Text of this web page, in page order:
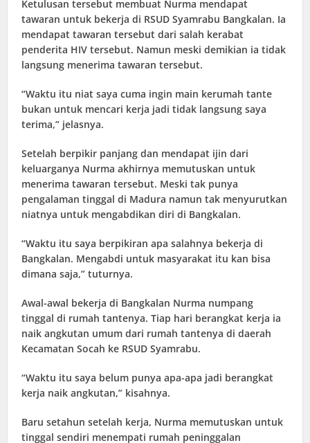
Ketulusan tersebut membuat Nurma mendapat
tawaran untuk bekerja di RSUD Syamrabu Bangkalan. Ia
mendapat tawaran tersebut dari salah kerabat
penderita HIV tersebut. Namun meski demikian ia tidak
langsung menerima tawaran tersebut.
“Waktu itu niat saya cuma ingin main kerumah tante
bukan untuk mencari kerja jadi tidak langsung saya
terima,” jelasnya.
Setelah berpikir panjang dan mendapat ijin dari
keluarganya Nurma akhirnya memutuskan untuk
menerima tawaran tersebut. Meski tak punya
pengalaman tinggal di Madura namun tak menyurutkan
niatnya untuk mengabdikan diri di Bangkalan.
“Waktu itu saya berpikiran apa salahnya bekerja di
Bangkalan. Mengabdi untuk masyarakat itu kan bisa
dimana saja,” tuturnya.
Awal-awal bekerja di Bangkalan Nurma numpang
tinggal di rumah tantenya. Tiap hari berangkat kerja ia
naik angkutan umum dari rumah tantenya di daerah
Kecamatan Socah ke RSUD Syamrabu.
“Waktu itu saya belum punya apa-apa jadi berangkat
kerja naik angkutan,” kisahnya.
Baru setahun setelah kerja, Nurma memutuskan untuk
tinggal sendiri menempati rumah peninggalan